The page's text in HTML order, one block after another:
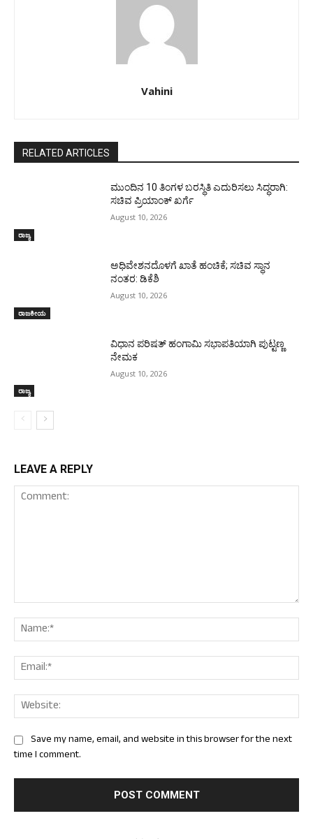
Vahini
RELATED ARTICLES
ರಾಜ್ಯ
ಮುಂದಿನ 10 ತಿಂಗಳ ಬರಸ್ಥಿತಿ ಎದುರಿಸಲು ಸಿದ್ಧರಾಗಿ:
ಸಚಿವ ಪ್ರಿಯಾಂಕ್ ಖರ್ಗೆ
August 10, 2026
ರಾಜಕೀಯ
ಅಧಿವೇಶನದೊಳಗೆ ಖಾತೆ ಹಂಚಿಕೆ; ಸಚಿವ ಸ್ಥಾನ
ನಂತರ: ಡಿಕೆಶಿ
August 10, 2026
ರಾಜ್ಯ
ವಿಧಾನ ಪರಿಷತ್ ಹಂಗಾಮಿ ಸಭಾಪತಿಯಾಗಿ ಪುಟ್ಟಣ್ಣ
ನೇಮಕ
August 10, 2026
LEAVE A REPLY
Save my name, email, and website in this browser for the next
time I comment.